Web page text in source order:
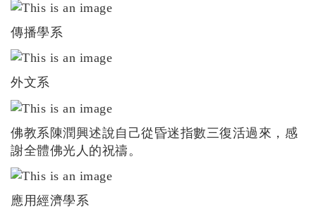
傳播學系
外文系
佛教系陳潤興述說自己從昏迷指數三復活過來，感
謝全體佛光人的祝禱。
應用經濟學系